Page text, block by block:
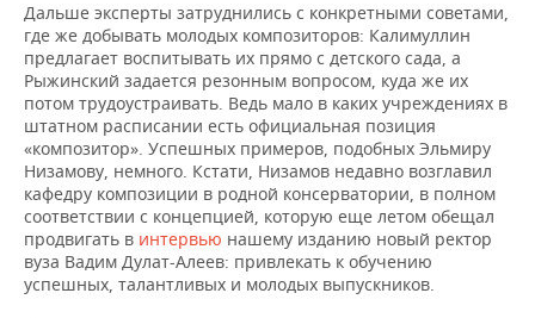
Дальше эксперты затруднились с конкретными советами,
где же добывать молодых композиторов: Калимуллин
предлагает воспитывать их прямо с детского сада, а
Рыжинский задается резонным вопросом, куда же их
потом трудоустраивать. Ведь мало в каких учреждениях в
штатном расписании есть официальная позиция
«композитор». Успешных примеров, подобных Эльмиру
Низамову, немного. Кстати, Низамов недавно возглавил
кафедру композиции в родной консерватории, в полном
соответствии с концепцией, которую еще летом обещал
продвигать в интервью нашему изданию новый ректор
вуза Вадим Дулат-Алеев: привлекать к обучению
успешных, талантливых и молодых выпускников.